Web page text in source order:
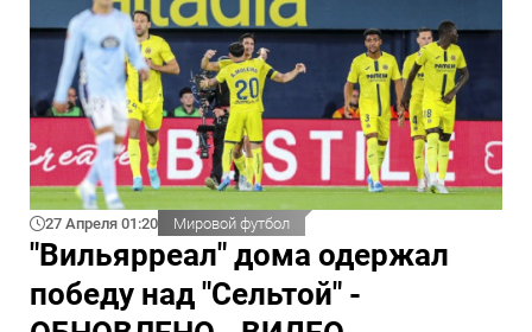
27 Апреля 01:20 Мировой футбол
"Вильярреал" дома одержал
победу над "Сельтой" -